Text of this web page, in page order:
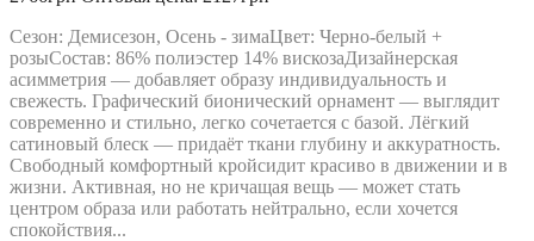
Сезон: Демисезон, Осень - зимаЦвет: Черно-белый +
розыСостав: 86% полиэстер 14% вискозаДизайнерская
асимметрия — добавляет образу индивидуальность и
свежесть. Графический бионический орнамент — выглядит
современно и стильно, легко сочетается с базой. Лёгкий
сатиновый блеск — придаёт ткани глубину и аккуратность.
Свободный комфортный кройсидит красиво в движении и в
жизни. Активная, но не кричащая вещь — может стать
центром образа или работать нейтрально, если хочется
спокойствия...